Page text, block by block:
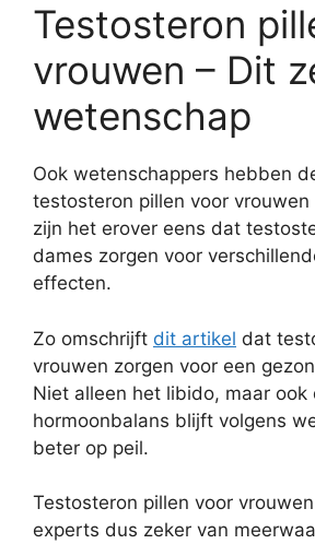
Testosteron
vrouwen – Dit
wetenschap
Ook wetenschappers hebben
testosteron pillen voor
zijn het erover eens dat
dames zorgen voor
effecten.
Zo omschrijft dit artikel dat
vrouwen zorgen voor een
Niet alleen het libido, maar ook
hormoonbalans blijft volgens
beter op peil.
Testosteron pillen voor
experts dus zeker van